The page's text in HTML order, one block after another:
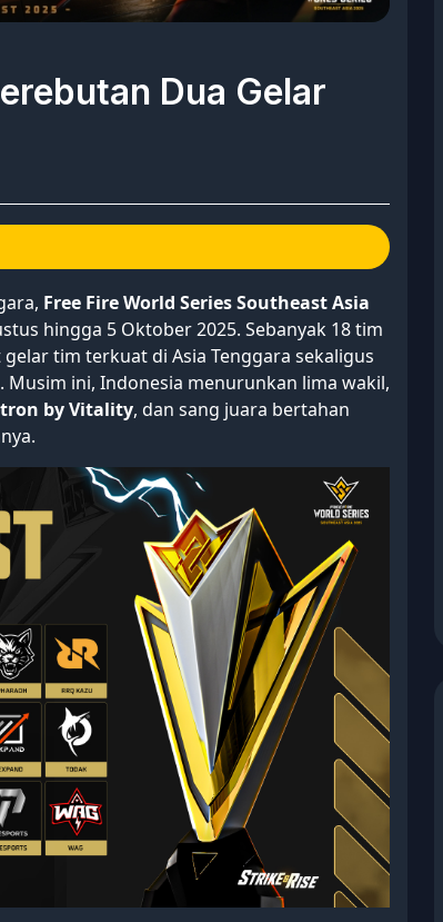
Dua Gelar
Free Fire World Series Southeast Asia
hingga 5 Oktober 2025. Sebanyak 18 tim
tim terkuat di Asia Tenggara sekaligus
. Musim ini, Indonesia menurunkan lima wakil,
by Vitality, dan sang juara bertahan